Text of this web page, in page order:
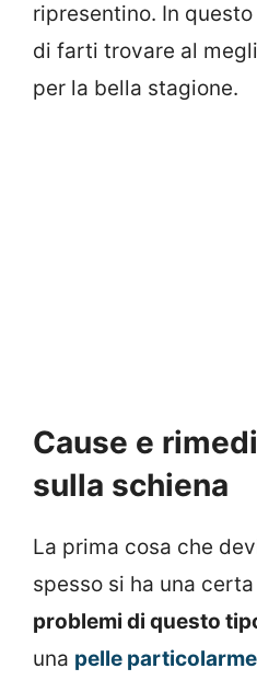
ripresentino. In
di farti trovare al
per la bella stagione.
Cause e
sulla schiena
La prima cosa che
spesso si ha una certa
problemi di questo
una pelle